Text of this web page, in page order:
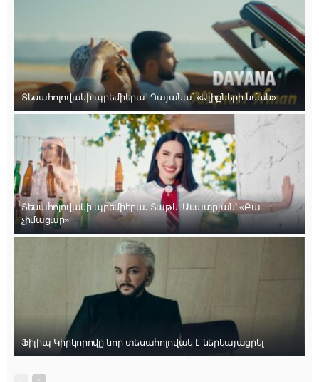
Տեսահոլովակի պրեմիերա. Դայանա՝ «Ալիքների նման»
Տեսահոլովակի պրեմիերա․ Տաթև Ասատրյան՝ «Բա
չիմացար»
Ֆիլիպ Կիրկորովը նոր տեսահոլովակ է ներկայացրել